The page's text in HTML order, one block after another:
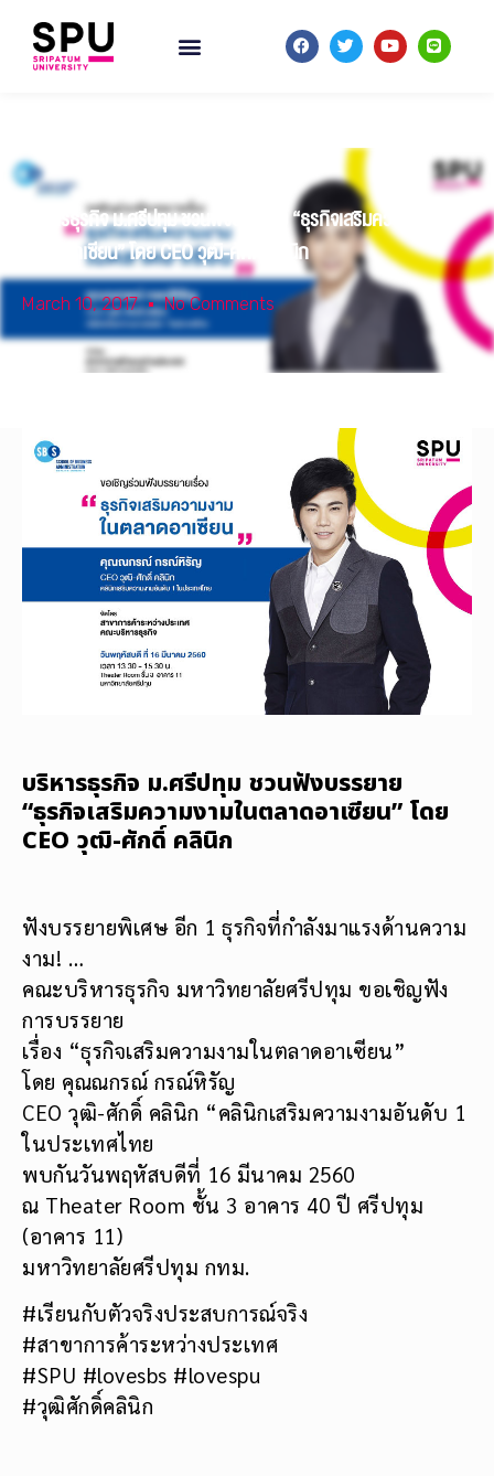
บริหารธุรกิจ ม.ศรีปทุม ชวนฟังบรรยาย “ธุรกิจเสริมความงามใน
ตลาดอาเซียน” โดย CEO วุฒิ-ศักดิ์ คลินิก
March 10, 2017 No Comments
บริหารธุรกิจ ม.ศรีปทุม ชวนฟังบรรยาย
“ธุรกิจเสริมความงามในตลาดอาเซียน” โดย
CEO วุฒิ-ศักดิ์ คลินิก
ฟังบรรยายพิเศษ อีก 1 ธุรกิจที่กำลังมาแรงด้านความ
งาม! …
คณะบริหารธุรกิจ มหาวิทยาลัยศรีปทุม ขอเชิญฟัง
การบรรยาย
เรื่อง “ธุรกิจเสริมความงามในตลาดอาเซียน”
โดย คุณณกรณ์ กรณ์หิรัญ
CEO วุฒิ-ศักดิ์ คลินิก “คลินิกเสริมความงามอันดับ 1
ในประเทศไทย
พบกันวันพฤหัสบดีที่ 16 มีนาคม 2560
ณ Theater Room ชั้น 3 อาคาร 40 ปี ศรีปทุม
(อาคาร 11)
มหาวิทยาลัยศรีปทุม กทม.
#เรียนกับตัวจริงประสบการณ์จริง
#สาขาการค้าระหว่างประเทศ
#SPU #lovesbs #lovespu
#วุฒิศักดิ์คลินิก